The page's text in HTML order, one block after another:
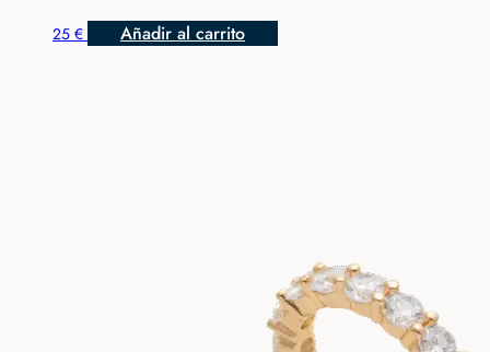
25 € Añadir al carrito